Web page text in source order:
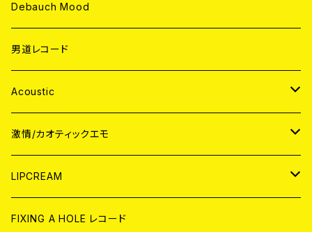
Debauch Mood
男道レコード
Acoustic
JAPAN
CD
ANALOG
WORLD
CD
激情/カオティックエモ
JAPAN
CD
WORLD
LIPCREAM
CD
FIXING A HOLE レコード